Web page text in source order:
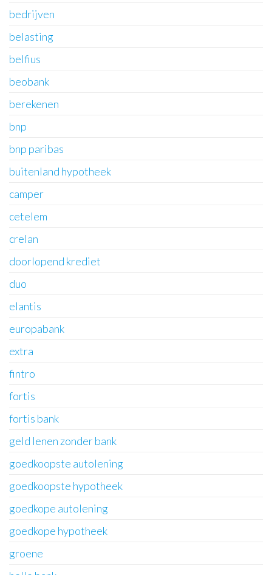
bedrijven
belasting
belfius
beobank
berekenen
bnp
bnp paribas
buitenland hypotheek
camper
cetelem
crelan
doorlopend krediet
duo
elantis
europabank
extra
fintro
fortis
fortis bank
geld lenen zonder bank
goedkoopste autolening
goedkoopste hypotheek
goedkope autolening
goedkope hypotheek
groene